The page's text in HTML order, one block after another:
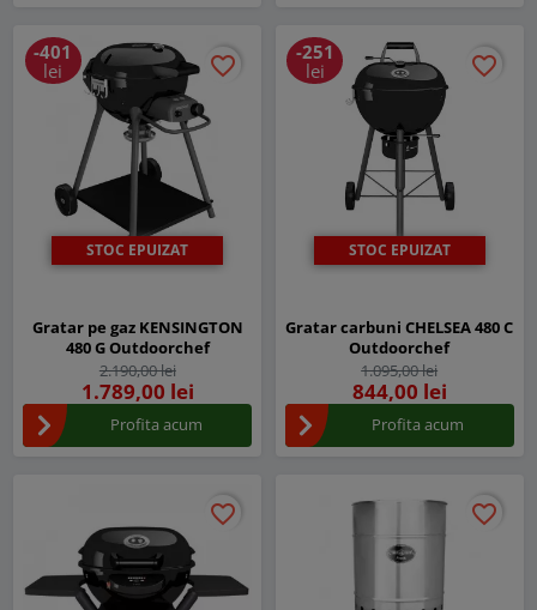
STOC EPUIZAT
favorite_border
favorite_border
-401
lei
Gratar pe gaz KENSINGTON
480 G Outdoorchef
2.190,00 lei
1.789,00 lei
Profita acum
STOC EPUIZAT
favorite_border
favorite_border
-251
lei
Gratar carbuni CHELSEA 480 C
Outdoorchef
1.095,00 lei
844,00 lei
Profita acum
favorite_border
favorite_border favorite_border
favorite_border